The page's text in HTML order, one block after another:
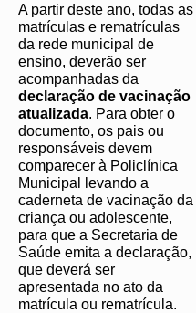
A partir deste ano, todas as
matrículas e rematrículas
da rede municipal de
ensino, deverão ser
acompanhadas da
declaração de vacinação
atualizada. Para obter o
documento, os pais ou
responsáveis devem
comparecer à Policlínica
Municipal levando a
caderneta de vacinação da
criança ou adolescente,
para que a Secretaria de
Saúde emita a declaração,
que deverá ser
apresentada no ato da
matrícula ou rematrícula.